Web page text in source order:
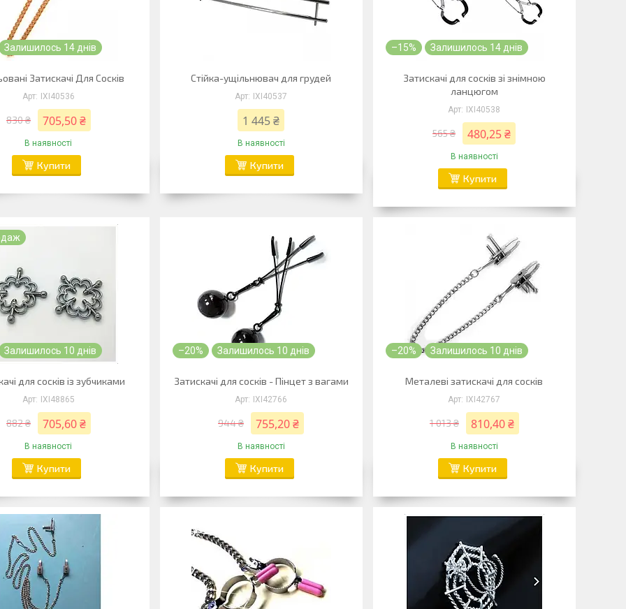
Залишилось 14 днів
Затискачі Для Сосків
IXI40536
830 ₴ 705,50 ₴
В наявності
Купити
Стійка-ущільнювач для грудей
IXI40537
1 445 ₴
В наявності
Купити
–15% Залишилось 14 днів
Затискачі для сосків зі знімною
ланцюгом
IXI40538
565 ₴ 480,25 ₴
В наявності
Купити
Залишилось 10 днів
для сосків із зубчиками
IXI48865
882 ₴ 705,60 ₴
В наявності
Купити
–20% Залишилось 10 днів
Затискачі для сосків - Пінцет з вагами
IXI42766
944 ₴ 755,20 ₴
В наявності
Купити
–20% Залишилось 10 днів
Металеві затискачі для сосків
IXI42767
1 013 ₴ 810,40 ₴
В наявності
Купити